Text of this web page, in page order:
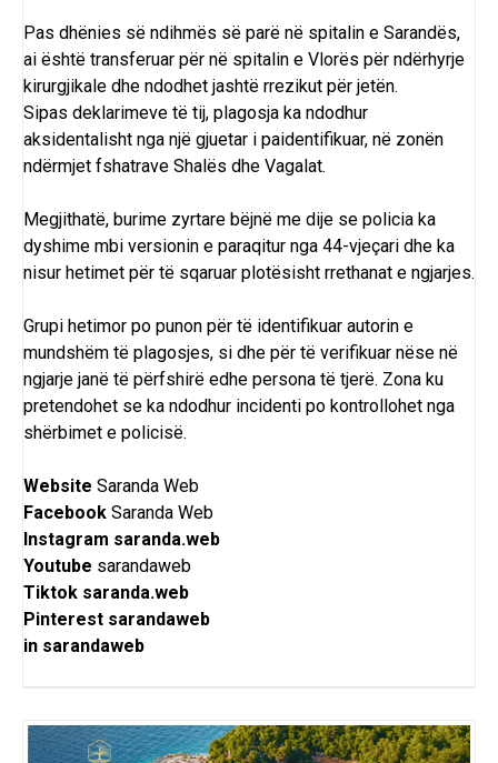
Pas dhënies së ndihmës së parë në spitalin e Sarandës,
ai është transferuar për në spitalin e Vlorës për ndërhyrje
kirurgjikale dhe ndodhet jashtë rrezikut për jetën.
Sipas deklarimeve të tij, plagosja ka ndodhur
aksidentalisht nga një gjuetar i paidentifikuar, në zonën
ndërmjet fshatrave Shalës dhe Vagalat.
Megjithatë, burime zyrtare bëjnë me dije se policia ka
dyshime mbi versionin e paraqitur nga 44-vjeçari dhe ka
nisur hetimet për të sqaruar plotësisht rrethanat e ngjarjes.
Grupi hetimor po punon për të identifikuar autorin e
mundshëm të plagosjes, si dhe për të verifikuar nëse në
ngjarje janë të përfshirë edhe persona të tjerë. Zona ku
pretendohet se ka ndodhur incidenti po kontrollohet nga
shërbimet e policisë.
Website Saranda Web
Facebook Saranda Web
Instagram saranda.web
Youtube sarandaweb
Tiktok saranda.web
Pinterest sarandaweb
in sarandaweb